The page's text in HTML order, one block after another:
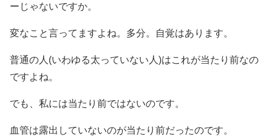
ーじゃないですか。
変なこと言ってますよね。多分。自覚はあります。
普通の人(いわゆる太っていない人)はこれが当たり前なの
ですよね。
でも、私には当たり前ではないのです。
血管は露出していないのが当たり前だったのです。